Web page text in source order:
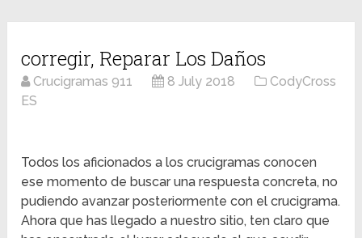
corregir, Reparar Los Daños
Crucigramas 911 8 July 2018
CodyCross
ES
Todos los aficionados a los crucigramas conocen
ese momento de buscar una respuesta concreta, no
pudiendo avanzar posteriormente con el crucigrama.
Ahora que has llegado a nuestro sitio, ten claro que